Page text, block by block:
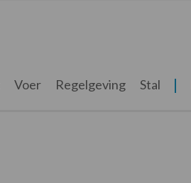
Voer Regelgeving Stal